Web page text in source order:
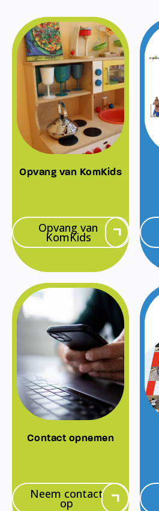
Opvang van KomKids
Opvang van
KomKids
Contact opnemen
Neem contact
op